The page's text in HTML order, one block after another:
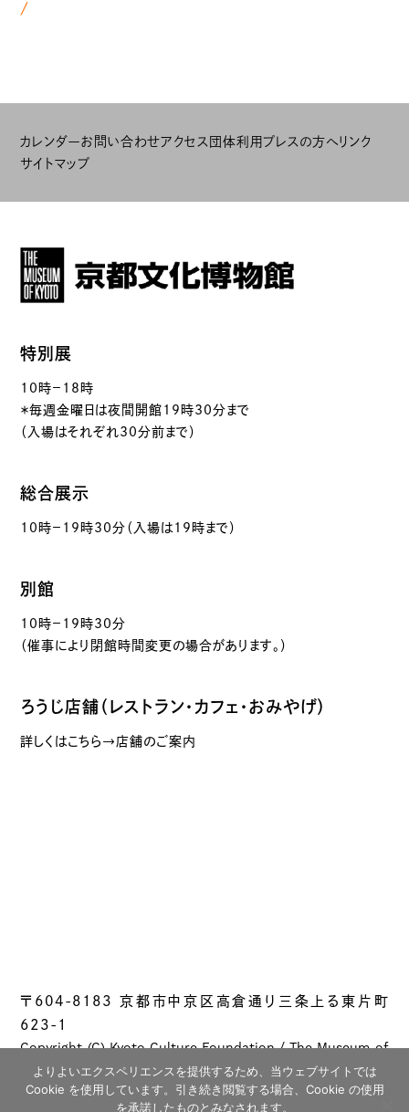
/
よりよいエクスペリエンスを提供するため、当ウェブサイトでは
Cookie を使用しています。引き続き閲覧する場合、Cookie の使用
を承諾したものとみなされます。
カレンダーお問い合わせアクセス 団体利用 プレスの方へリンク
サイトマップ
特別展
10時－18時
＊毎週金曜日は夜間開館19時30分まで
（入場はそれぞれ30分前まで）
総合展示
10時－19時30分（入場は19時まで）
別館
10時－19時30分
（催事により閉館時間変更の場合があります。）
ろうじ店舗（レストラン・カフェ・おみやげ）
詳しくはこちら→店舗のご案内
〒604-8183 京都市中京区高倉通り三条上る東片町
623-1
Copyright (C) Kyoto Culture Foundation / The Museum of
Kyoto All rights reserved.